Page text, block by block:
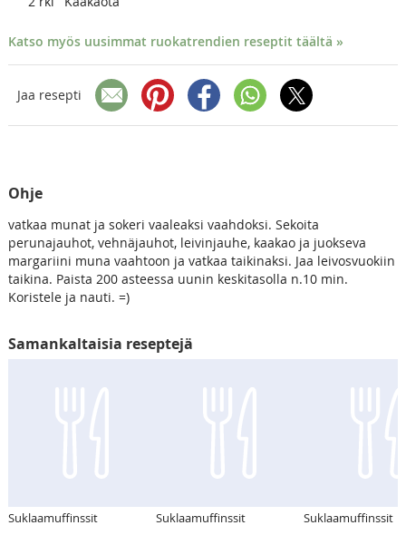
Katso myös uusimmat ruokatrendien reseptit täältä »
Jaa resepti
Ohje
vatkaa munat ja sokeri vaaleaksi vaahdoksi. Sekoita
perunajauhot, vehnäjauhot, leivinjauhe, kaakao ja juokseva
margariini muna vaahtoon ja vatkaa taikinaksi. Jaa leivosvuokiin
taikina. Paista 200 asteessa uunin keskitasolla n.10 min.
Koristele ja nauti. =)
Samankaltaisia reseptejä
Suklaamuffinssit Suklaamuffinssit Suklaamuffinssit